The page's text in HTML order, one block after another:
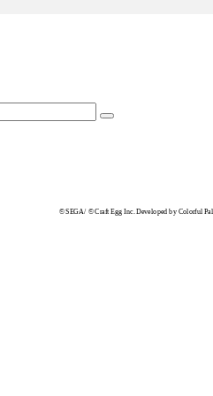
© SEGA / © Craft Egg Inc. Developed by Colorful